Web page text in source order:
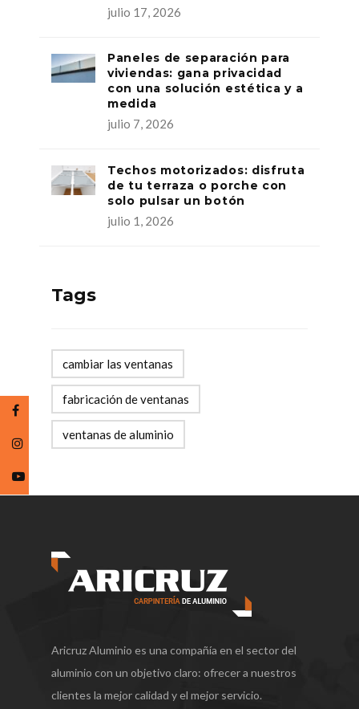
julio 17, 2026
Paneles de separación para
viviendas: gana privacidad
con una solución estética y a
medida
julio 7, 2026
Techos motorizados: disfruta
de tu terraza o porche con
solo pulsar un botón
julio 1, 2026
Tags
cambiar las ventanas
fabricación de ventanas
ventanas de aluminio
Aricruz Aluminio es una compañía en el sector del
aluminio con un objetivo claro: ofrecer a nuestros
clientes la mejor calidad y el mejor servicio.